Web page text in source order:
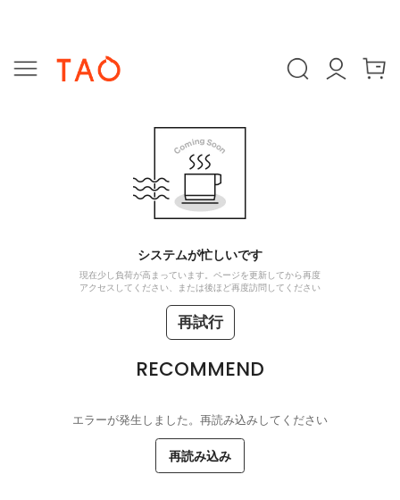
システムが忙しいです
現在少し負荷が高まっています。ページを更新してから再度
アクセスしてください、または後ほど再度訪問してください
再試行
RECOMMEND
エラーが発生しました。再読み込みしてください
再読み込み